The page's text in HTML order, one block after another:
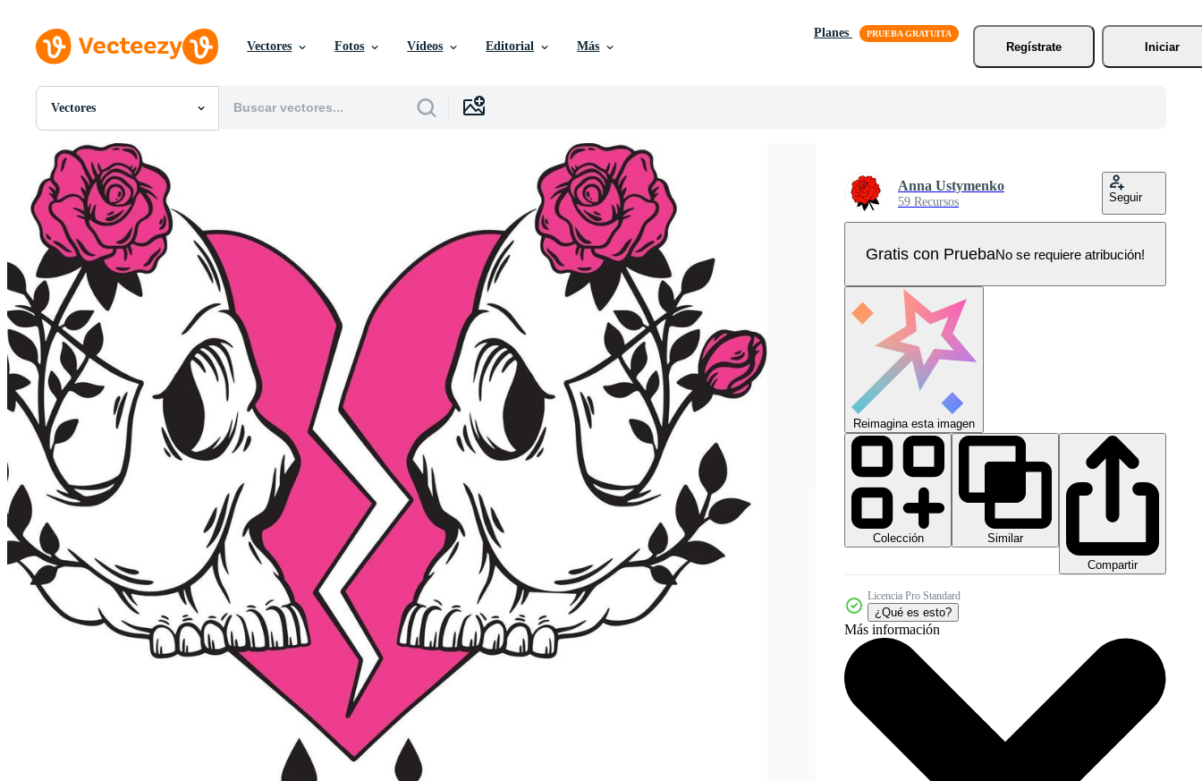
Vectores Fotos Vídeos Editorial Más
Planes
Regístrate
Iniciar
Vectores
Todas Imágenes
Fotos
PNGs
PSDs
SVGs
Plantillas
Vectores
Videos
Gráficos en Movimiento
Imágenes Editoriales
Eventos Editoriales
Anna Ustymenko
59 Recursos Seguir
Gratis con PruebaNo se requiere atribución!
Reimagina esta imagen
Colección
Similar
Compartir
Licencia Pro Standard
¿Qué es esto?
Más información